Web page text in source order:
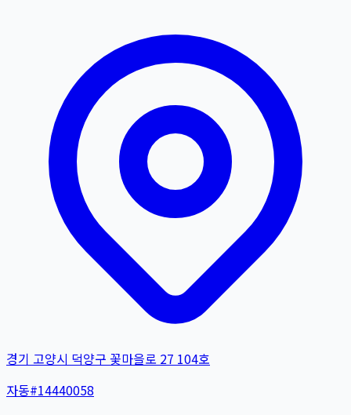
경기 고양시 덕양구 꽃마을로 27 104호
자동#14440058